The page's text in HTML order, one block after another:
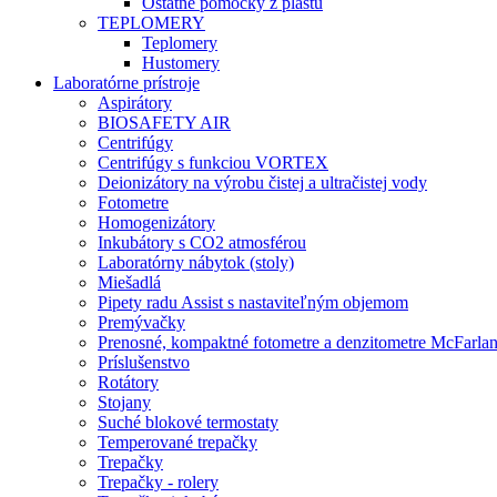
TEPLOMERY
Teplomery
Hustomery
Laboratórne prístroje
Aspirátory
BIOSAFETY AIR
Centrifúgy
Centrifúgy s funkciou VORTEX
Deionizátory na výrobu čistej a ultračistej vody
Fotometre
Homogenizátory
Inkubátory s CO2 atmosférou
Laboratórny nábytok (stoly)
Miešadlá
Pipety radu Assist s nastaviteľným objemom
Premývačky
Prenosné, kompaktné fotometre a denzitometre
Príslušenstvo
Rotátory
Stojany
Suché blokové termostaty
Temperované trepačky
Trepačky
Trepačky - rolery